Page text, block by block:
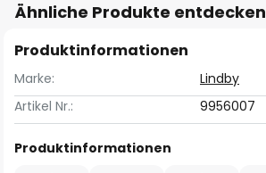
Ähnliche Produkte entdecken
Produktinformationen
Marke:
Lindby
Artikel Nr.:
9956007
Produktinformationen